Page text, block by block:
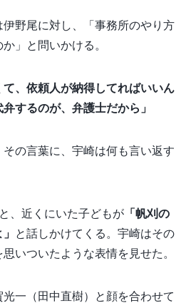
野尾に対し、「事務所のやり方
」と問いかける。
て、依頼人が納得してればいいん
するのが、弁護士だから」
の言葉に、宇崎は何も言い返す
、近くにいた子どもが 「帆刈の
と話しかけてくる。宇崎はその
いついたような表情を見せた。
一（田中直樹）と顔を合わせて